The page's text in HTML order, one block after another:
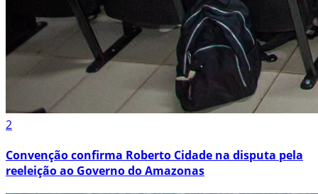
2
Convenção confirma Roberto Cidade na disputa pela
reeleição ao Governo do Amazonas